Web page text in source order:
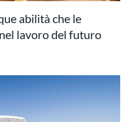
abilità che le
lavoro del futuro